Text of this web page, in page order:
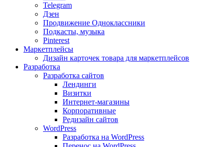
Telegram
Дзен
Продвижение Одноклассники
Подкасты, музыка
Pinterest
Маркетплейсы
Дизайн карточек товара для маркетплейсов
Разработка
Разработка сайтов
Лендинги
Визитки
Интернет-магазины
Корпоративные
Редизайн сайтов
WordPress
Разработка на WordPress